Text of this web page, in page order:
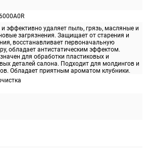
и эффективно удаляет пыль, грязь, масляные и
загрязнения. Защищает от старения и
восстанавливает первоначальную
обладает антистатическим эффектом.
для обработки пластиковых и
деталей салона. Подходит для молдингов и
Обладает приятным ароматом клубники.